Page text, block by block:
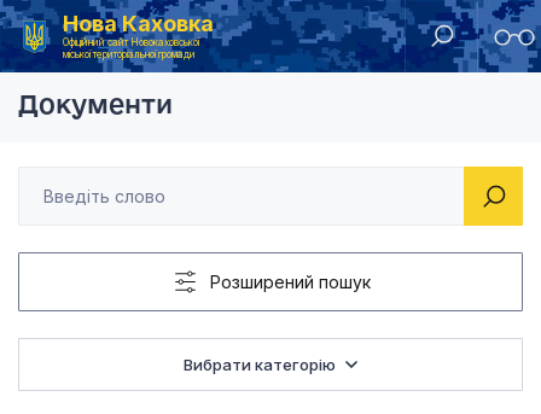
Нова Каховка
Офіційний сайт Новокаховської
міської територіальної громади
Головна Постійна комісія з питань планування, бюджету та фінансів Протокол постійної
Документи
Розширений пошук
Вибрати категорію